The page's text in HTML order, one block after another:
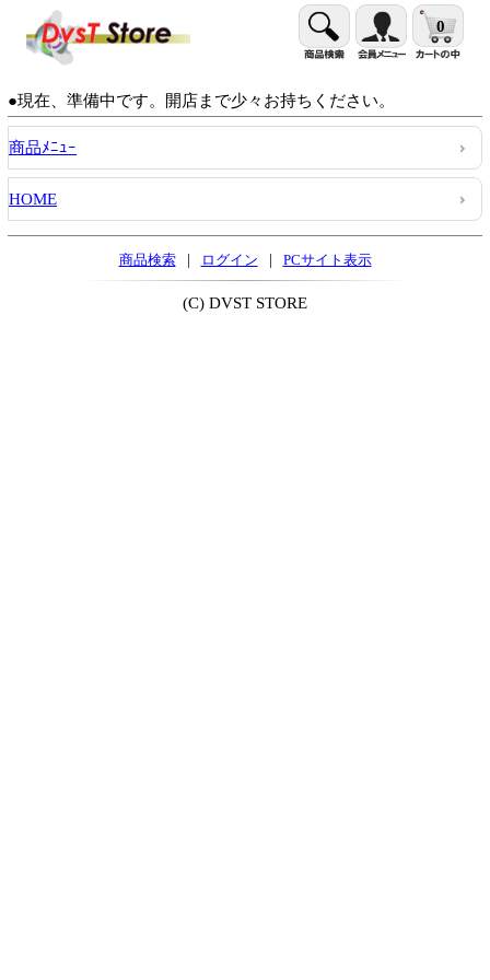
0
●現在、準備中です。開店まで少々お持ちください。
商品ﾒﾆｭｰ
HOME
商品検索 | ログイン | PCサイト表示
(C) DVST STORE